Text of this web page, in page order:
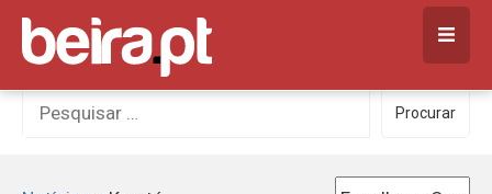
Skip
content
Procurar
por:
Procurar